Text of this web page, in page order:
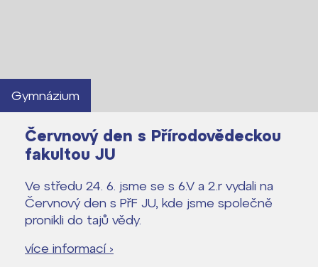
Gymnázium
Červnový den s Přírodovědeckou
fakultou JU
Ve středu 24. 6. jsme se s 6.V a 2.r vydali na
Červnový den s PřF JU, kde jsme společně
pronikli do tajů vědy.
více informací ›
Lidé často hledají
Proč se stát žákem ZŠ ČAG
Proč se stát studentem Gymnázia